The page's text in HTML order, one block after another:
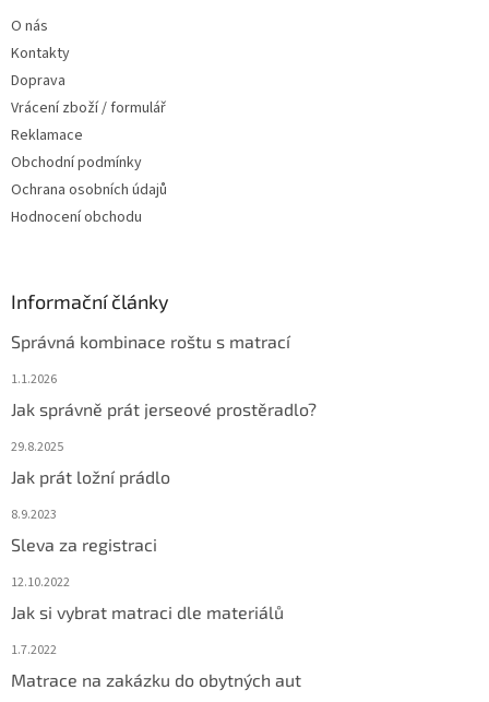
O nás
Kontakty
Doprava
Vrácení zboží / formulář
Reklamace
Obchodní podmínky
Ochrana osobních údajů
Hodnocení obchodu
Informační články
Správná kombinace roštu s matrací
1.1.2026
Jak správně prát jerseové prostěradlo?
29.8.2025
Jak prát ložní prádlo
8.9.2023
Sleva za registraci
12.10.2022
Jak si vybrat matraci dle materiálů
1.7.2022
Matrace na zakázku do obytných aut